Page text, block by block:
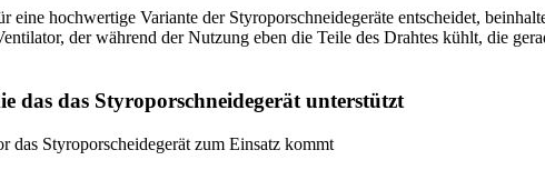
eine hochwertige Variante der Styroporschneidegeräte entscheidet,
der während der Nutzung eben die Teile des Drahtes kühlt, die
das das Styroporschneidegerät unterstützt